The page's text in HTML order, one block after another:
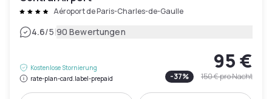
Aéroport de Paris-Charles-de-Gaulle
4.6/5|90 Bewertungen
Kostenlose Stornierung
rate-plan-card.label-prepaid
95 €
-37% 150 €pro Nacht